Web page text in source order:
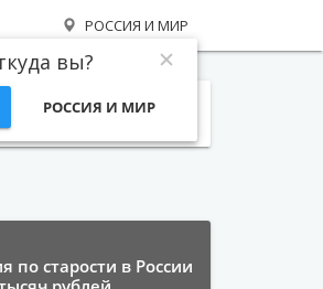
РОССИЯ И МИР
вы?
РОССИЯ И МИР
по старости в России